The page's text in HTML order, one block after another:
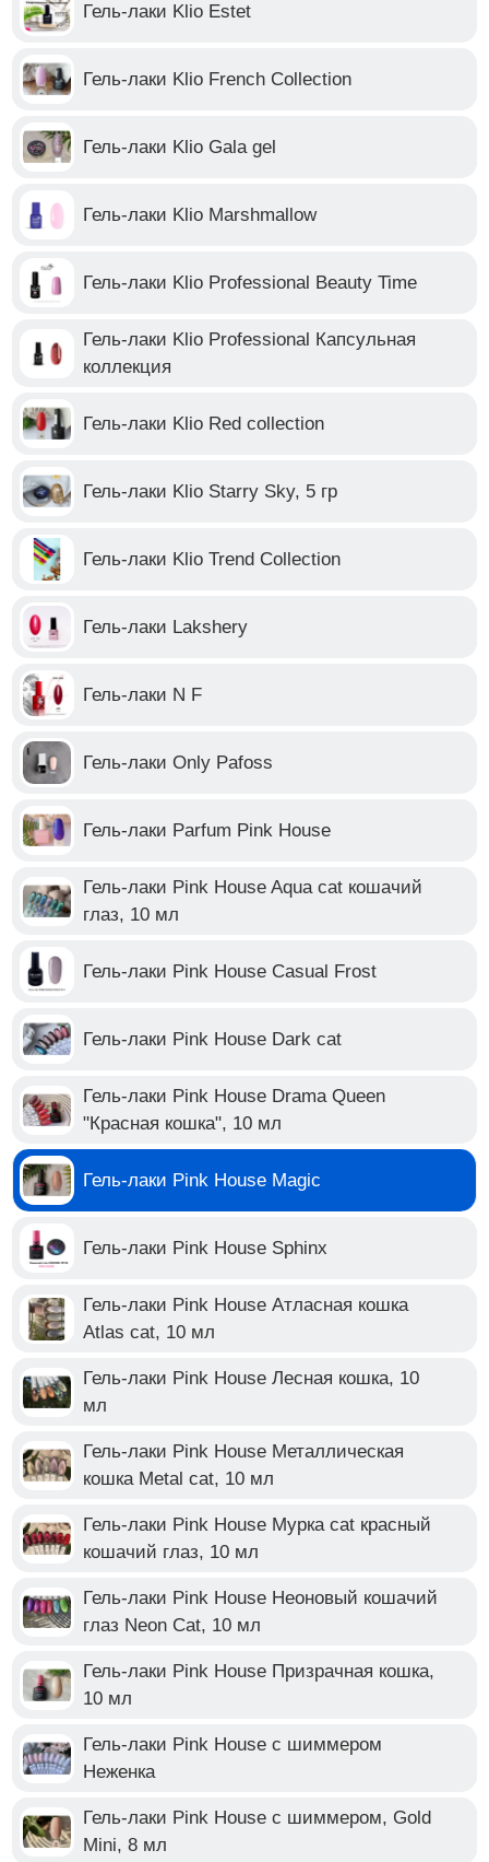
Гель-лаки Klio Estet
Гель-лаки Klio French Collection
Гель-лаки Klio Gala gel
Гель-лаки Klio Marshmallow
Гель-лаки Klio Professional Beauty Time
Гель-лаки Klio Professional Капсульная
коллекция
Гель-лаки Klio Red collection
Гель-лаки Klio Starry Sky, 5 гр
Гель-лаки Klio Trend Collection
Гель-лаки Lakshery
Гель-лаки N F
Гель-лаки Only Pafoss
Гель-лаки Parfum Pink House
Гель-лаки Pink House Aqua cat кошачий
глаз, 10 мл
Гель-лаки Pink House Casual Frost
Гель-лаки Pink House Dark cat
Гель-лаки Pink House Drama Queen
"Красная кошка", 10 мл
Гель-лаки Pink House Magic
Гель-лаки Pink House Sphinx
Гель-лаки Pink House Атласная кошка
Atlas cat, 10 мл
Гель-лаки Pink House Лесная кошка, 10
мл
Гель-лаки Pink House Металлическая
кошка Metal cat, 10 мл
Гель-лаки Pink House Мурка cat красный
кошачий глаз, 10 мл
Гель-лаки Pink House Неоновый кошачий
глаз Neon Cat, 10 мл
Гель-лаки Pink House Призрачная кошка,
10 мл
Гель-лаки Pink House с шиммером
Неженка
Гель-лаки Pink House с шиммером, Gold
Mini, 8 мл